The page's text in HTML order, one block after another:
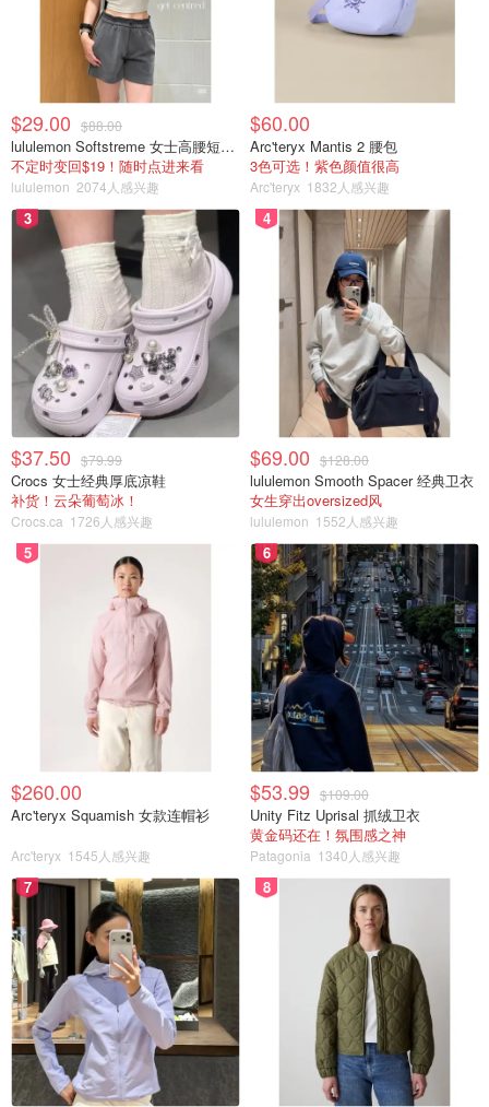
$29.00 $88.00
lululemon Softstreme 女士高腰短裤 10cm
不定时变回$19！随时点进来看
lululemon 2074人感兴趣
$60.00
Arc'teryx Mantis 2 腰包
3色可选！紫色颜值很高
Arc'teryx 1832人感兴趣
3
$37.50 $79.99
Crocs 女士经典厚底凉鞋
补货！云朵葡萄冰！
Crocs.ca 1726人感兴趣
4
$69.00 $128.00
lululemon Smooth Spacer 经典卫衣
女生穿出oversized风
lululemon 1552人感兴趣
5
$260.00
Arc'teryx Squamish 女款连帽衫
Arc'teryx 1545人感兴趣
6
$53.99 $109.00
Unity Fitz Uprisal 抓绒卫衣
黄金码还在！氛围感之神
Patagonia 1340人感兴趣
7 8